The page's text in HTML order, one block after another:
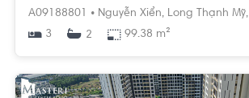
A09188801 • Nguyễn Xiển, Long Thạnh Mỹ,
3
2 99.38 m²